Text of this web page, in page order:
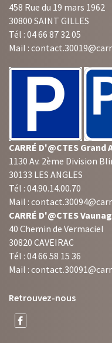
458 Rue du 19 mars 1962
30800 SAINT GILLES
Tél : 04 66 87 32 05
Mail :
CARRÉ D'@CTES Grand
1130 Av. 2ème Division
30133 LES ANGLES
Tél : 04.90.14.00.70
Mail :
CARRÉ D'@CTES
40 Chemin de Vermaciel
30820 CAVEIRAC
Tél : 04 66 58 15 36
Mail :
Retrouvez-nous